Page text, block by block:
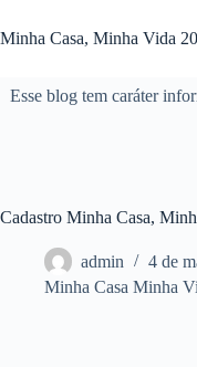
para
o
Minha Casa, Minha Vida
Esse blog tem caráter
Cadastro Minha Casa,
admin
4 de
Minha Casa Minha